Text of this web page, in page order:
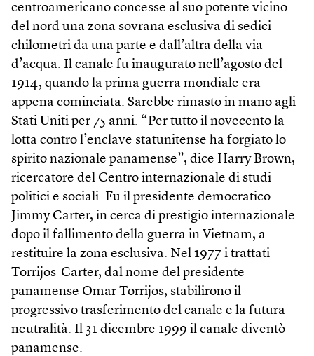
centroamericano concesse al suo potente vicino
del nord una zona sovrana esclusiva di sedici
chilometri da una parte e dall’altra della via
d’acqua. Il canale fu inaugurato nell’agosto del
1914, quando la prima guerra mondiale era
appena cominciata. Sarebbe rimasto in mano agli
Stati Uniti per 75 anni. “Per tutto il novecento la
lotta contro l’enclave statunitense ha forgiato lo
spirito nazionale panamense”, dice Harry Brown,
ricercatore del Centro internazionale di studi
politici e sociali. Fu il presidente democratico
Jimmy Carter, in cerca di prestigio internazionale
dopo il fallimento della guerra in Vietnam, a
restituire la zona esclusiva. Nel 1977 i trattati
Torrijos-Carter, dal nome del presidente
panamense Omar Torrijos, stabilirono il
progressivo trasferimento del canale e la futura
neutralità. Il 31 dicembre 1999 il canale diventò
panamense.